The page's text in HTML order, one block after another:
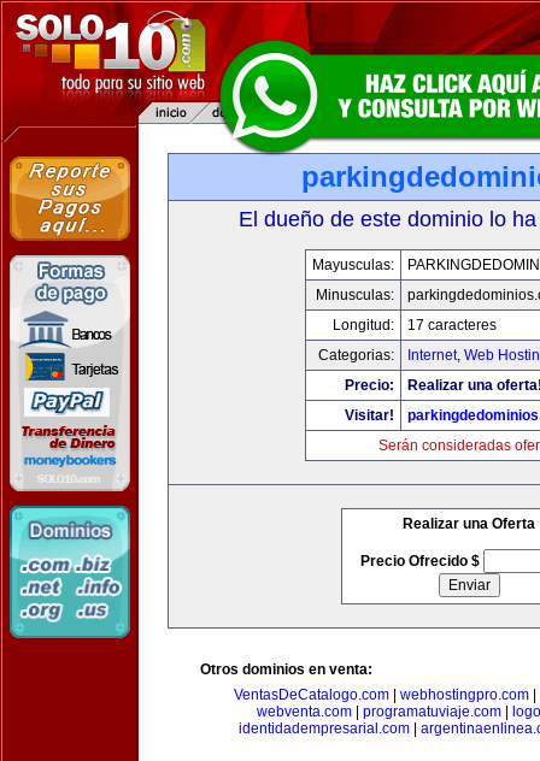
El dueño de este dominio lo
Mayusculas:
Minusculas:
Longitud:
17 caracteres
Categorias:
Internet, Web
Precio:
Realizar una
Visitar!
Serán consideradas
Realizar una Oferta
Precio Ofrecido $
Otros dominios en venta:
VentasDeCatalogo.com| webhostingpro.com|
webventa.com
programatuviaje.com
identidadempresarial.com